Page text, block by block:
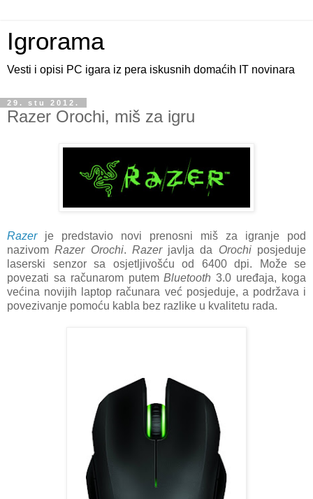
Igrorama
Vesti i opisi PC igara iz pera iskusnih domaćih IT novinara
29. stu 2012.
Razer Orochi, miš za igru
Razerje predstavio novi prenosni miš za igranje pod
nazivomRazer Orochi. Razerjavlja da Orochiposjeduje
laserski senzor sa osjetljivošću od 6400 dpi. Može se
povezati sa računarom putemBluetooth 3.0 uređaja, koga
većina novijih laptop računara već posjeduje, a podržava i
povezivanje pomoću kabla bez razlike u kvalitetu rada.